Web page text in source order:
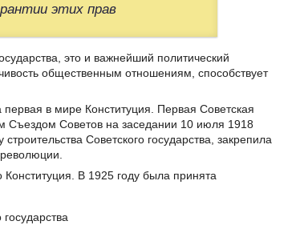
этих прав
это и важнейший политический
общественным отношениям, способствует
в мире Конституция. Первая Советская
Съездом Советов на заседании 10 июля 1918
Советского государства, закрепила
В 1925 году была принята